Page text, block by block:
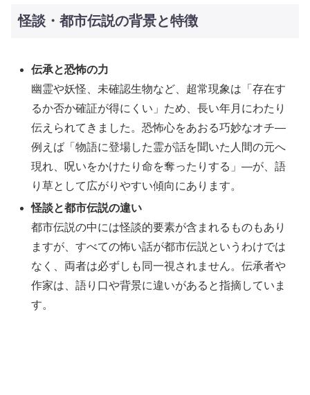
怪談・都市伝説の背景と特徴
伝承と恐怖の力
幽霊や妖怪、未確認生物など、超常現象は「存在す
るか否か確証が得にくい」ため、長い年月にわたり
伝えられてきました。恐怖心をあおる巧妙なオチ―
例えば「物語に登場した霊が話を聞いた人間の元へ
現れ、呪いをかけたり命を奪ったりする」―が、語
り草として広がりやすい傾向にあります。
怪談と都市伝説の違い
都市伝説の中には怪談的要素が含まれるものもあり
ますが、すべての怖い話が都市伝説というわけでは
なく、両者は必ずしも同一視されません。伝承者や
作家は、語り口や背景に違いがあると指摘していま
す。